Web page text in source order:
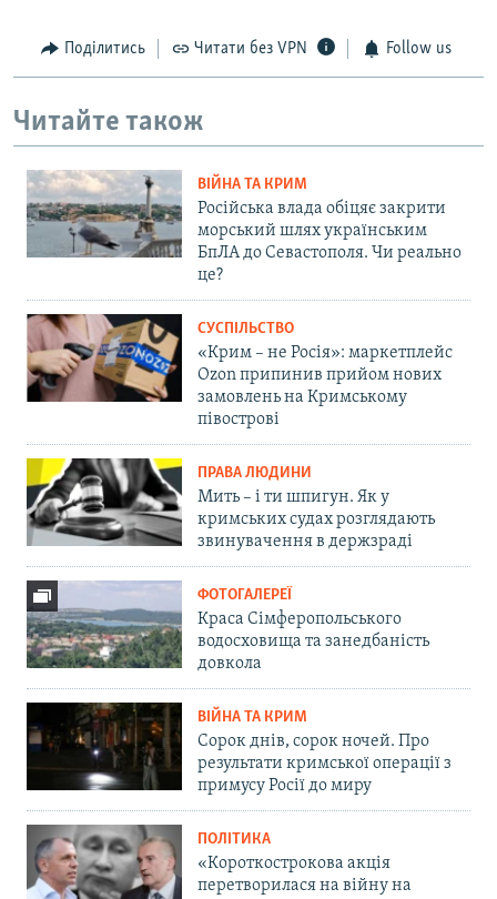
Поділитись Читати без VPN Follow us
Читайте також
ВІЙНА ТА КРИМ
Російська влада обіцяє закрити
морський шлях українським
БпЛА до Севастополя. Чи реально
це?
СУСПІЛЬСТВО
«Крим – не Росія»: маркетплейс
Ozon припинив прийом нових
замовлень на Кримському
півострові
ПРАВА ЛЮДИНИ
Мить – і ти шпигун. Як у
кримських судах розглядають
звинувачення в держзраді
ФОТОГАЛЕРЕЇ
Краса Сімферопольського
водосховища та занедбаність
довкола
ВІЙНА ТА КРИМ
Сорок днів, сорок ночей. Про
результати кримської операції з
примусу Росії до миру
ПОЛІТИКА
«Короткострокова акція
перетворилася на війну на